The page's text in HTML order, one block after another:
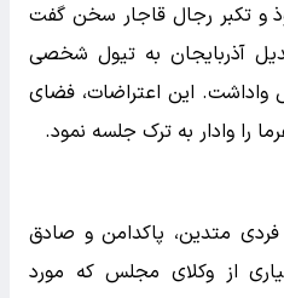
و تکبر رجال قاجار سخن گفت
آذربایجان به تیول شخصی
واداشت. این اعتراضات، فضای
را وادار به ترک جلسه نمود.
متدین، پاکدامن و صادق
از وکلای مجلس که مورد